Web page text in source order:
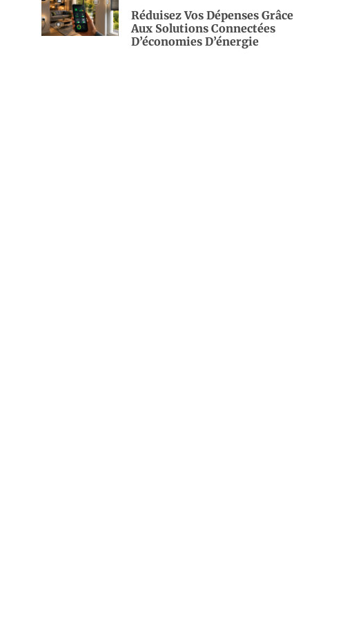
Réduisez Vos Dépenses Grâce
Aux Solutions Connectées
D’économies D’énergie